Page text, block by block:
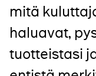
mitä
haluavat,
tuotteistasi